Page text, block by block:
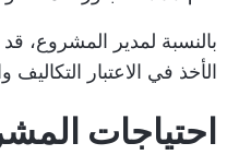
بالنسبة لمدير المشروع،
الأخذ في الاعتبار التكاليف
احتياجات